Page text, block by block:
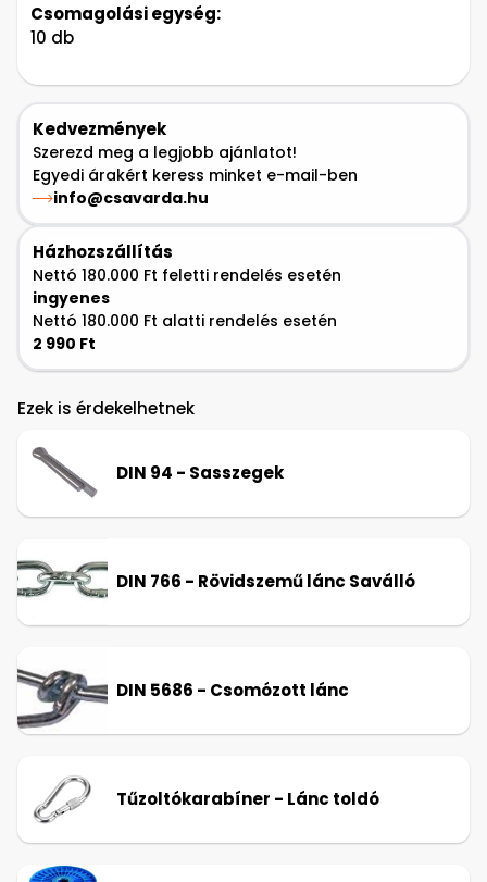
Csomagolási egység:
10 db
Kedvezmények
Szerezd meg a legjobb ajánlatot!
Egyedi árakért keress minket e-mail-ben
info@csavarda.hu
Házhozszállítás
Nettó 180.000 Ft feletti rendelés esetén
ingyenes
Nettó 180.000 Ft alatti rendelés esetén
2 990 Ft
Ezek is érdekelhetnek
DIN 94 - Sasszegek
DIN 766 - Rövidszemű lánc Saválló
DIN 5686 - Csomózott lánc
Tűzoltókarabíner - Lánc toldó